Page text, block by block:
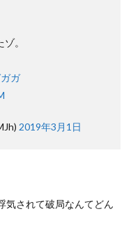
。
ガ
2019年3月1日
気されて破局なんてどん